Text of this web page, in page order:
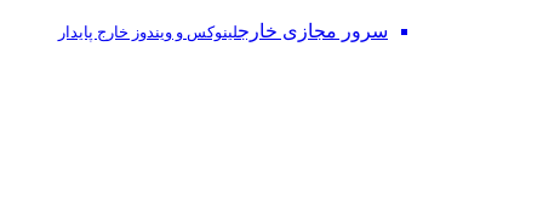
سرور مجازی خارجلینوکس و ویندوز خارج پایدار